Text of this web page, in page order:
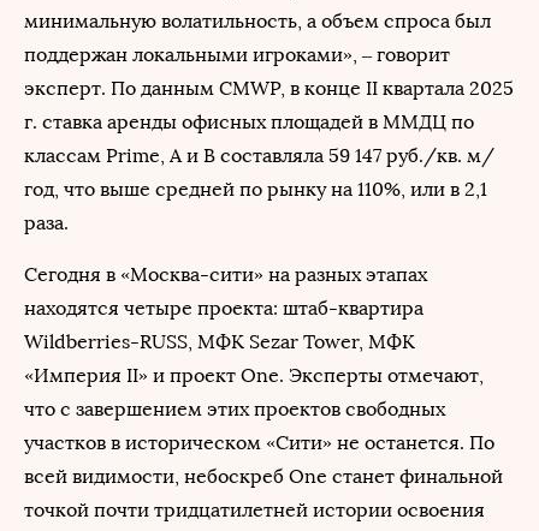
минимальную волатильность, а объем спроса был
поддержан локальными игроками», ‒ говорит
эксперт. По данным CMWP, в конце II квартала 2025
г. ставка аренды офисных площадей в ММДЦ по
классам Prime, A и B составляла 59 147 руб./кв. м/
год, что выше средней по рынку на 110%, или в 2,1
раза.
Сегодня в «Москва-сити» на разных этапах
находятся четыре проекта: штаб-квартира
Wildberries-RUSS, МФК Sezar Tower, МФК
«Империя II» и проект One. Эксперты отмечают,
что с завершением этих проектов свободных
участков в историческом «Сити» не останется. По
всей видимости, небоскреб One станет финальной
точкой почти тридцатилетней истории освоения